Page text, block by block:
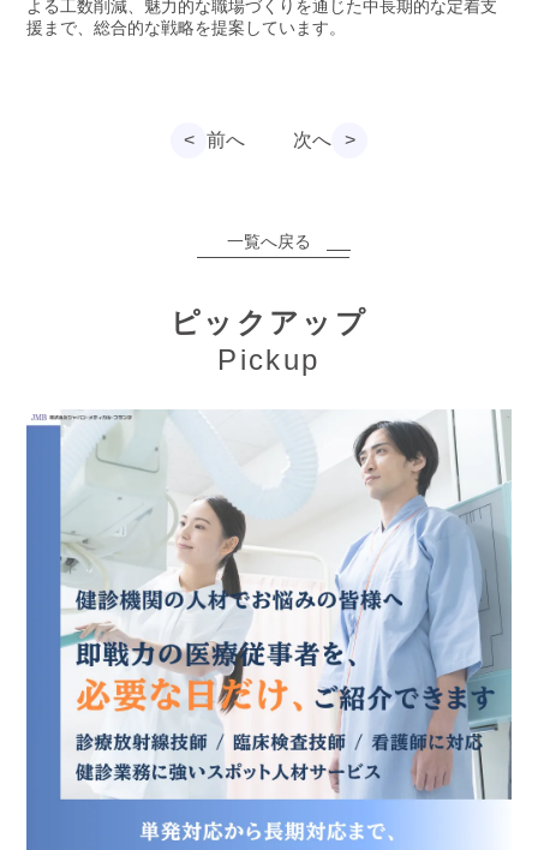
よる工数削減、魅力的な職場づくりを通じた中長期的な定着支
援まで、総合的な戦略を提案しています。
< 前へ 次へ >
一覧へ戻る
ピックアップ
Pickup